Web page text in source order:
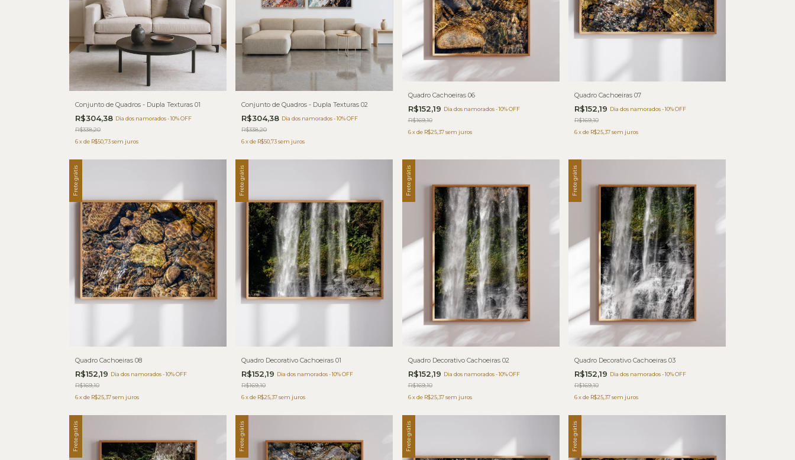
Conjunto de Quadros - Dupla Texturas 01
R$304,38 Dia dos namorados - 10% OFF
R$338,20
6xde R$50,73sem juros
Conjunto de Quadros - Dupla Texturas 02
R$304,38 Dia dos namorados - 10% OFF
R$338,20
6 xde R$50,73 sem juros
Quadro Cachoeiras 06
R$152,19 Dia dos namorados - 10% OFF
R$169,10
6 xde R$25,37 sem juros
Quadro Cachoeiras 07
R$152,19 Dia dos namorados - 10% OFF
R$169,10
6 xde R$25,37 sem juros
Frete grátis
Quadro Cachoeiras 08
R$152,19 Dia dos namorados - 10% OFF
R$169,10
6xde R$25,37sem juros
Frete grátis
Quadro Decorativo Cachoeiras 01
R$152,19 Dia dos namorados - 10% OFF
R$169,10
6 xde R$25,37 sem juros
Frete grátis
Quadro Decorativo Cachoeiras 02
R$152,19 Dia dos namorados - 10% OFF
R$169,10
6 xde R$25,37 sem juros
Frete grátis
Quadro Decorativo Cachoeiras 03
R$152,19 Dia dos namorados - 10% OFF
R$169,10
6 xde R$25,37 sem juros
Frete grátis Frete grátis Frete grátis Frete grátis